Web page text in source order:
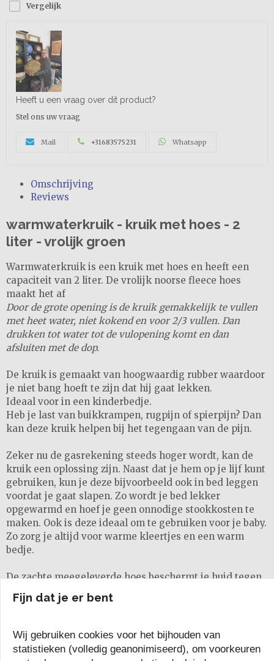
Vergelijk
Heeft u een vraag over dit product?
Stel ons uw vraag
Mail +31683575231 Whatsapp
Omschrijving
Reviews
warmwaterkruik - kruik met hoes - 2
liter - vrolijk groen
Warmwaterkruik is een kruik met hoes en heeft een
capaciteit van 2 liter. De vrolijk noorse fleece hoes
maakt het af
Door de grote opening is de kruik gemakkelijk te vullen
met heet water, niet kokend en voor 2/3 vullen. Dan
drukken tot water tot de vulopening komt en dan
afsluiten met de dop.
De kruik is gemaakt van hoogwaardig rubber waardoor
je niet bang hoeft te zijn dat hij gaat lekken.
Ideaal voor in een kinderbedje.
Heb je last van buikkrampen, rugpijn of spierpijn? Dan
kan deze kruik helpen bij het tegengaan van de pijn.
Zeker nu de gasrekening steeds hoger wordt, kan de
kruik een oplossing zijn. Naast dat je hem op je lijf kunt
gebruiken, kun je deze bijvoorbeeld ook in bed leggen
voordat je gaat slapen. Zo wordt je bed lekker
opgewarmd en hoef je geen onnodige stookkosten te
maken. Ook is deze ideaal om te gebruiken voor je baby.
Zo zorg je altijd voor warme kleertjes en een warm
bedje.
De zachte meegeleverde hoes beschermt je huid tegen
de extreme hitte van de kruik om verbranding te
voorkomen. Zo kun je je de kruik direct op je huid
en kan gewassen worden in de wasmachine.
Kenmerken
Fijn dat je er bent
Wij gebruiken cookies voor het bijhouden van
statistieken (volledig geanonimiseerd), om voorkeuren